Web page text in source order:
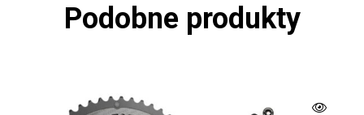
Podobne produkty